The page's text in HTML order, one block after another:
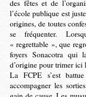
des fêtes et de
l’école publique est
origines, de toutes
se fréquenter.
« regrettable », que
foyers Sonacotra qui
d’origine pour trimer ici
La FCPE s’est
accompagner les